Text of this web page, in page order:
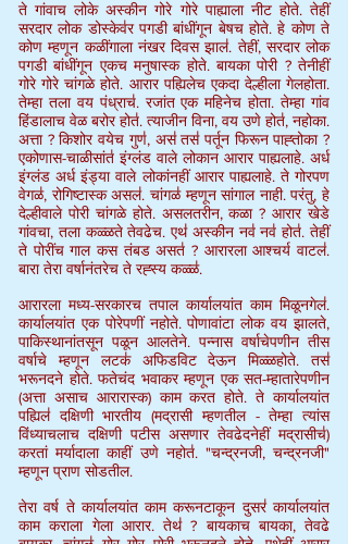
ते गांवाच लोके अस्कीन गोरे गोरे पाह्याला नीट होते. तेहीं
सरदार लोक डोस्केव॑र पगडी बांधींगून बेषच होते. हे कोण ते
कोण म्हणून कळींगाला नंखर दिवस झाल॑. तेहीं, सरदार लोक
पगडी बांधींगून एकच मनुषास्क होते. बायका पोरी ? तेनीहीं
गोरे गोरे चांगळे होते. आरार पह्यिलेच एकदा देल्हीला गेलहोता.
तेम्हा तला वय पंध्राच॑. रजांत एक महिनेच होता. तेम्हा गांव
हिंडालाच वेळ बरोर होत॑. त्याजीन विना, वय उणे होत॑, नहोका.
अत्ता ? किशोर वयेच गुण॑, अस॑ तस॑ पर्तून फिरून पाह्तोका ?
एकोणास-चाळीसांत॑ इंग्लंड वाले लोकान आरार पाह्यलाहे. अर्ध
इंग्लंड अर्ध इंड्या वाले लोकांनहीं आरार पाह्यलाहे. ते गोरपण
वेगळ॑, रोगिष्टास्क असल॑. चांगळ॑ म्हणून सांगाल नाही. परंतु, हे
देल्हीवाले पोरी चांगळे होते. असलतरीन, कळा ? आरार खेडे
गांवचा, तला कळ्ळते तेवढेच. एथ॑ अस्कीन नव॑ नव॑ होत॑. तेहीं
ते पोरींच गाल कस तंबड असत॑ ? आरारला आश्चर्य वाटल॑.
बारा तेरा वर्षानंतरेच ते रह्स्य कळ्ळ॑.
आरारला मध्य-सरकारच तपाल कार्यालयांत काम मिळूनगेल॑.
कार्यालयांत एक पोरेपणीं नहोते. पोणावांटा लोक वय झालते,
पाकिस्थानांतसून पळून आलतेने. पन्नास वर्षाचेपणीन तीस
वर्षाचे म्हणून लटक॑ अफिडविट देऊन मिळ्ळहोते. तस॑
भरूनदने होते. फतेचंद भवाकर म्हणून एक सत-म्हातारेपणीन
(अत्ता असाच आरारास्क) काम करत होते. ते कार्यालयांत
पह्यिल॑ दक्षिणी भारतीय (मद्रासी म्हणतील - तेम्हा त्यांस
विंध्याचलाच दक्षिणी पटीस असणार तेवढेदनेहीं मद्रासीच॑)
करतां मर्यादाला काहीं उणे नहोत॑. "चन्द्रनजी, चन्द्रनजी"
म्हणून प्राण सोडतील.
तेरा वर्ष ते कार्यालयांत काम करूनटाकून दुसर॑ कार्यालयांत
काम कराला गेला आरार. तेथ॑ ? बायकाच बायका, तेवढे